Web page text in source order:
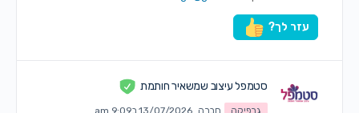
עזר לך?
סטמפל עיצוב שמשאיר חותמת